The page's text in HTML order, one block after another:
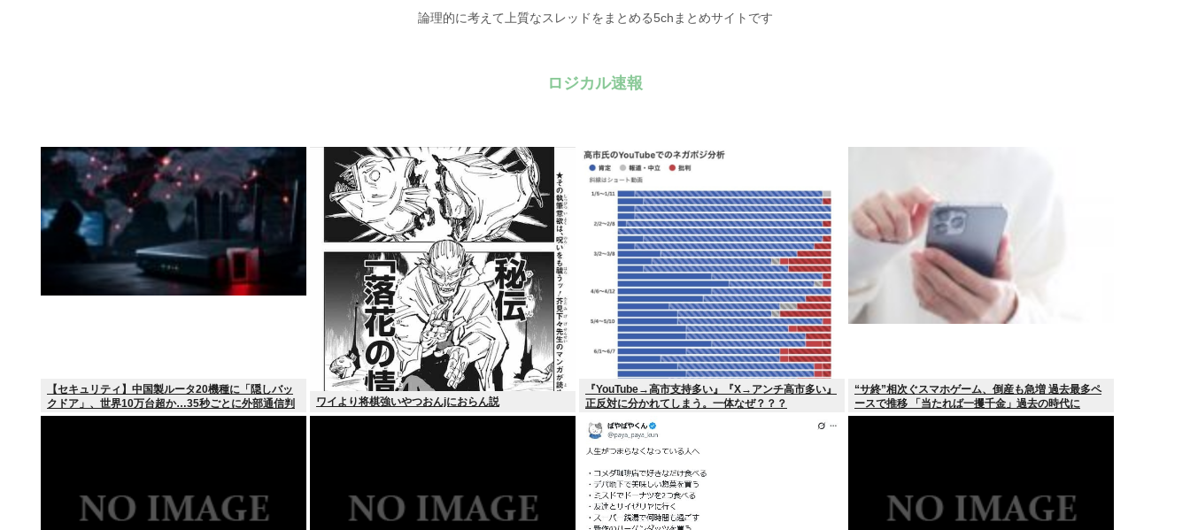
論理的に考えて上質なスレッドをまとめる5chまとめサイトです
ロジカル速報
【セキュリティ】中国製ルータ20機種に「隠しバッ
クドア」、世界10万台超か…35秒ごとに外部通信判
明
ワイより将棋強いやつおんjにおらん説
『YouTube→高市支持多い』『X→アンチ高市多い』
正反対に分かれてしまう。一体なぜ？？？
“サ終”相次ぐスマホゲーム、倒産も急増 過去最多ペ
ースで推移 「当たれば一攫千金」過去の時代に